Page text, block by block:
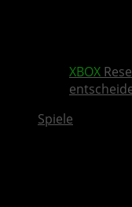
XBOX
Spiele